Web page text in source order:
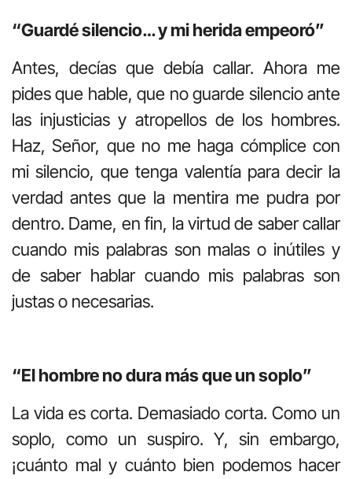
“Guardé silencio… y mi herida empeoró”
Antes, decías que debía callar. Ahora me
pides que hable, que no guarde silencio ante
las injusticias y atropellos de los hombres.
Haz, Señor, que no me haga cómplice con
mi silencio, que tenga valentía para decir la
verdad antes que la mentira me pudra por
dentro. Dame, en fin, la virtud de saber callar
cuando mis palabras son malas o inútiles y
de saber hablar cuando mis palabras son
justas o necesarias.
“El hombre no dura más que un soplo”
La vida es corta. Demasiado corta. Como un
soplo, como un suspiro. Y, sin embargo,
¡cuánto mal y cuánto bien podemos hacer